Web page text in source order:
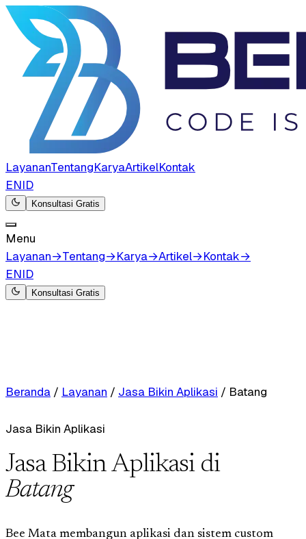
LayananTentangKaryaArtikelKontak
ENID
Konsultasi Gratis
Menu
Layanan→Tentang→Karya→Artikel→Kontak→
ENID
Konsultasi Gratis
Beranda / Layanan / Jasa Bikin Aplikasi / Batang
Jasa Bikin Aplikasi
Jasa Bikin Aplikasi di
Batang
Bee Mata membangun aplikasi dan sistem custom